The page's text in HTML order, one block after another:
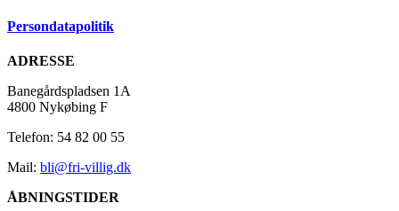
Persondatapolitik
ADRESSE
Banegårdspladsen 1A
4800 Nykøbing F
Telefon: 54 82 00 55
Mail: bli@fri-villig.dk
ÅBNINGSTIDER